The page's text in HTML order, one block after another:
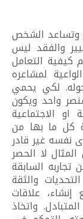
وتساعد الشخص
والفقد ليس
كيفية التعامل
لمشاعره
لكي يحمي
واحد ويكون
الاجتماعية
كل ما بها من
نفسه غير قادر
لا الحصر
السابقة
والثقة
علاقات
واتخاذ